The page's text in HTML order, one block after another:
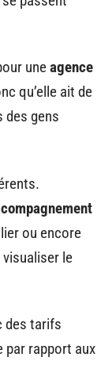
uneagence
qu’elle ait de
des gens
ou encore
le
des tarifs
rapport aux